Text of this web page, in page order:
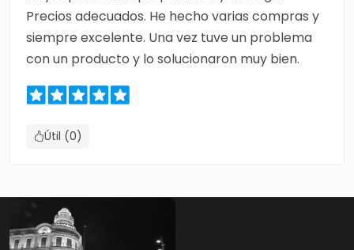
Precios adecuados. He hecho varias compras y
siempre excelente. Una vez tuve un problema
con un producto y lo solucionaron muy bien.
Útil (0)